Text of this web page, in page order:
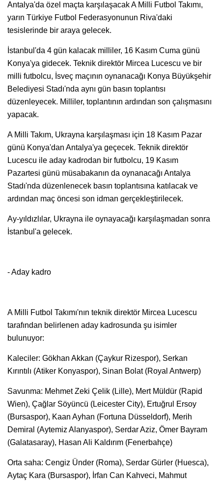
Antalya'da özel maçta karşılaşacak A Milli Futbol Takımı,
yarın Türkiye Futbol Federasyonunun Riva'daki
tesislerinde bir araya gelecek.
İstanbul'da 4 gün kalacak milliler, 16 Kasım Cuma günü
Konya'ya gidecek. Teknik direktör Mircea Lucescu ve bir
milli futbolcu, İsveç maçının oynanacağı Konya Büyükşehir
Belediyesi Stadı'nda aynı gün basın toplantısı
düzenleyecek. Milliler, toplantının ardından son çalışmasını
yapacak.
A Milli Takım, Ukrayna karşılaşması için 18 Kasım Pazar
günü Konya'dan Antalya'ya geçecek. Teknik direktör
Lucescu ile aday kadrodan bir futbolcu, 19 Kasım
Pazartesi günü müsabakanın da oynanacağı Antalya
Stadı'nda düzenlenecek basın toplantısına katılacak ve
ardından maç öncesi son idman gerçekleştirilecek.
Ay-yıldızlılar, Ukrayna ile oynayacağı karşılaşmadan sonra
İstanbul'a gelecek.
- Aday kadro
A Milli Futbol Takımı'nın teknik direktör Mircea Lucescu
tarafından belirlenen aday kadrosunda şu isimler
bulunuyor:
Kaleciler: Gökhan Akkan (Çaykur Rizespor), Serkan
Kırıntılı (Atiker Konyaspor), Sinan Bolat (Royal Antwerp)
Savunma: Mehmet Zeki Çelik (Lille), Mert Müldür (Rapid
Wien), Çağlar Söyüncü (Leicester City), Ertuğrul Ersoy
(Bursaspor), Kaan Ayhan (Fortuna Düsseldorf), Merih
Demiral (Aytemiz Alanyaspor), Serdar Aziz, Ömer Bayram
(Galatasaray), Hasan Ali Kaldırım (Fenerbahçe)
Orta saha: Cengiz Ünder (Roma), Serdar Gürler (Huesca),
Aytaç Kara (Bursaspor), İrfan Can Kahveci, Mahmut